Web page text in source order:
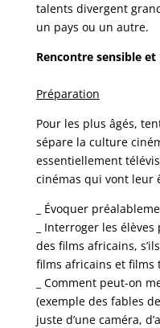
talents divergent
un pays ou un autre.
Rencontre sensible
Préparation
Pour les plus âgés,
sépare la culture
essentiellement
cinémas qui vont leur
_ Évoquer
_ Interroger les
des films africains,
films africains et films
_ Comment peut-on
(exemple des fables
juste d’une caméra,